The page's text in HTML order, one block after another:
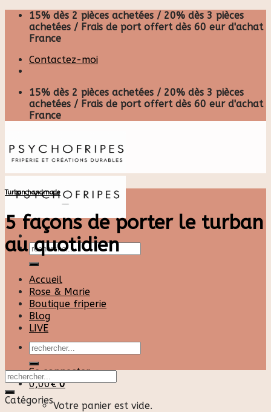
Skip
content
15% dès 2 pièces achetées / 20% dès 3 pièces
achetées / Frais de port offert dès 60 eur d'achat
France
Contactez-moi
15% dès 2 pièces achetées / 20% dès 3 pièces
achetées / Frais de port offert dès 60 eur d'achat
France
Recherche
pour :
Accueil
Rose & Marie
Boutique friperie
Blog
LIVE
Recherche
pour :
Se connecter
0,00€ 0
Votre panier est vide.
Turban handmade
5 façons de porter le turban
au quotidien
Catégories